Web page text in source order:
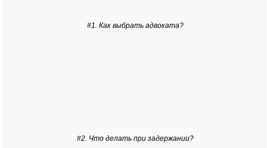
#1. Как выбрать адвоката?
#2. Что делать при задержании?